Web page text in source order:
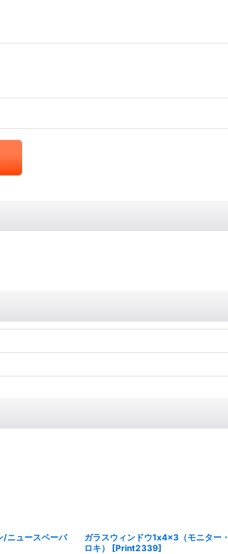
ニュースペーパ
ガラスウィンドウ1x4x3（モニター・
ロキ）
[Print2339]